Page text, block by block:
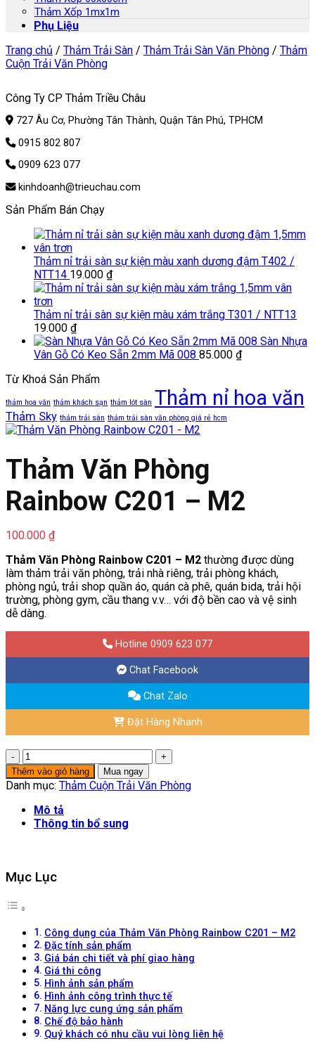
Thảm Xốp 1mx1m
Phụ Liệu
Trang chủ / Thảm Trải Sàn / Thảm Trải Sàn Văn Phòng / Thảm
Cuộn Trải Văn Phòng
Công Ty CP Thảm Triều Châu
727 Âu Cơ, Phường Tân Thành, Quận Tân Phú, TPHCM
0915 802 807
0909 623 077
kinhdoanh@trieuchau.com
Sản Phẩm Bán Chạy
Thảm nỉ trải sàn sự kiện màu xanh dương đậm T402 /
NTT14 19.000 ₫
Thảm nỉ trải sàn sự kiện màu xám trắng T301 / NTT13
19.000 ₫
Sàn Nhựa
Vân Gỗ Có Keo Sẵn 2mm Mã 008 85.000 ₫
Từ Khoá Sản Phẩm
thảm hoa văn thảm khách sạn thảm lót sàn Thảm nỉ hoa văn
Thảm Sky thảm trải sàn thảm trải sàn văn phòng giá rẻ hcm
Thảm Văn Phòng
Rainbow C201 – M2
100.000 ₫
Thảm Văn Phòng Rainbow C201 – M2 thường được dùng
làm thảm trải văn phòng, trải nhà riêng, trải phòng khách,
phòng ngủ, trải shop quần áo, quán cà phê, quán bida, trải hội
trường, phòng gym, cầu thang v.v… với độ bền cao và vệ sinh
dễ dàng.
Hotline 0909 623 077
Chat Facebook
Chat Zalo
Đặt Hàng Nhanh
Thảm
Văn
Phòng
Rainbow
C201
-
Thêm vào giỏ hàng Mua ngay
Danh mục: Thảm Cuộn Trải Văn Phòng
Mô tả
Thông tin bổ sung
Mục Lục
Công dụng của Thảm Văn Phòng Rainbow C201 – M2
Đặc tính sản phẩm
Giá bán chi tiết và phí giao hàng
Giá thi công
Hình ảnh sản phẩm
Hình ảnh công trình thực tế
Năng lực cung ứng sản phẩm
Chế độ bảo hành
Quý khách có nhu cầu vui lòng liên hệ